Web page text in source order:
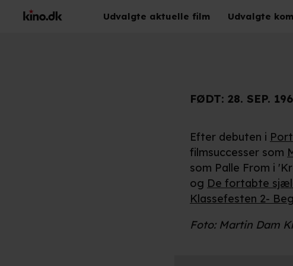
Udvalgte aktuelle film Udvalgte
FØDT: 28. SEP.
Efter debuten i
filmsuccesser som
som Palle From i
og De fortabte
Klassefesten 2-
Foto: Martin Dam